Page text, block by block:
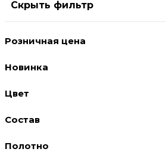
Скрыть фильтр
Розничная цена
Новинка
Цвет
Состав
Полотно